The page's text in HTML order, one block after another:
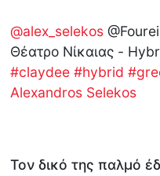
@alex_selekos
Θέατρο Νίκαιας -
#claydee #hybrid
Alexandros Selekos
Τον δικό της παλμό